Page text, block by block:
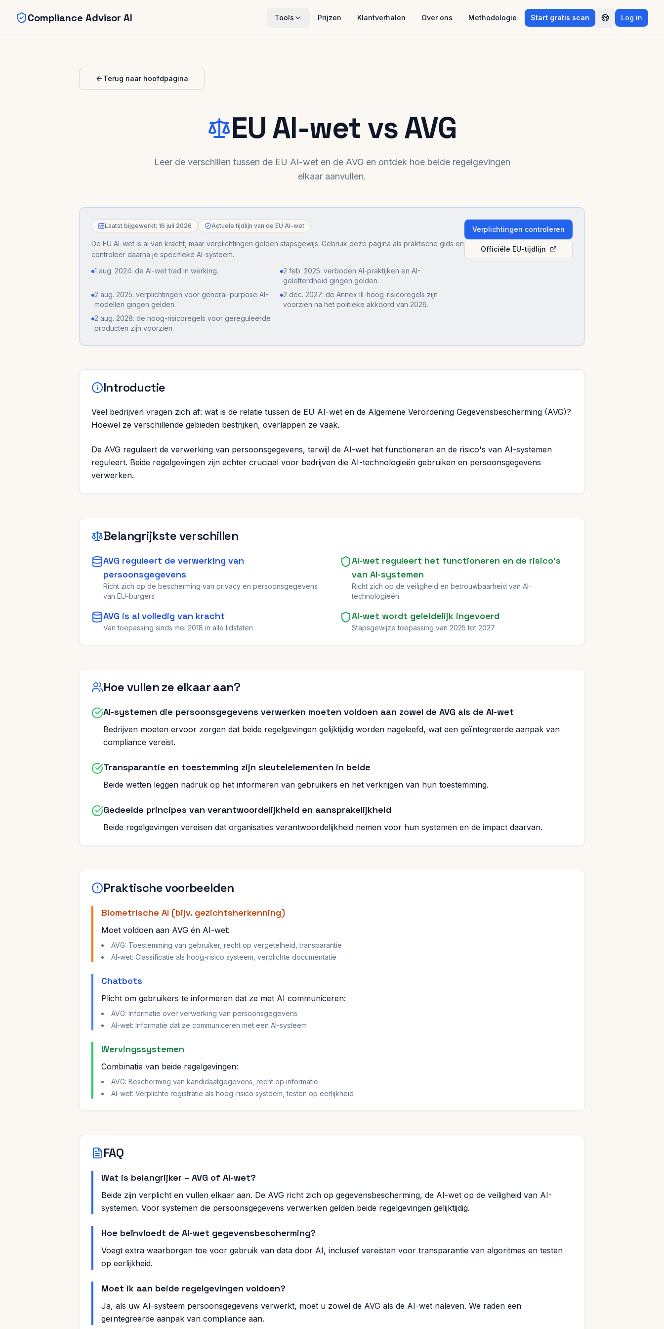
Skip to main content
Compliance Advisor AI Tools Prijzen Klantverhalen Over ons Methodologie Start gratis scan Log in
Terug naar hoofdpagina
EU AI-wet vs AVG
Leer de verschillen tussen de EU AI-wet en de AVG en ontdek hoe beide regelgevingen
elkaar aanvullen.
Laatst bijgewerkt: 16 juli 2026 Actuele tijdlijn van de EU AI-wet
De EU AI-wet is al van kracht, maar verplichtingen gelden stapsgewijs. Gebruik deze pagina als praktische gids en
controleer daarna je specifieke AI-systeem.
1 aug. 2024: de AI-wet trad in werking.
2 feb. 2025: verboden AI-praktijken en AI-
geletterdheid gingen gelden.
2 aug. 2025: verplichtingen voor general-purpose AI-
modellen gingen gelden.
2 dec. 2027: de Annex III-hoog-risicoregels zijn
voorzien na het politieke akkoord van 2026.
2 aug. 2028: de hoog-risicoregels voor gereguleerde
producten zijn voorzien.
Verplichtingen controleren
Officiële EU-tijdlijn
Introductie
Veel bedrijven vragen zich af: wat is de relatie tussen de EU AI-wet en de Algemene Verordening Gegevensbescherming (AVG)?
Hoewel ze verschillende gebieden bestrijken, overlappen ze vaak.
De AVG reguleert de verwerking van persoonsgegevens, terwijl de AI-wet het functioneren en de risico's van AI-systemen
reguleert. Beide regelgevingen zijn echter cruciaal voor bedrijven die AI-technologieën gebruiken en persoonsgegevens
verwerken.
Belangrijkste verschillen
AVG reguleert de verwerking van
persoonsgegevens
Richt zich op de bescherming van privacy en persoonsgegevens
van EU-burgers
AVG is al volledig van kracht
Van toepassing sinds mei 2018 in alle lidstaten
AI-wet reguleert het functioneren en de risico's
van AI-systemen
Richt zich op de veiligheid en betrouwbaarheid van AI-
technologieën
AI-wet wordt geleidelijk ingevoerd
Stapsgewijze toepassing van 2025 tot 2027
Hoe vullen ze elkaar aan?
AI-systemen die persoonsgegevens verwerken moeten voldoen aan zowel de AVG als de AI-wet
Bedrijven moeten ervoor zorgen dat beide regelgevingen gelijktijdig worden nageleefd, wat een geïntegreerde aanpak van
compliance vereist.
Transparantie en toestemming zijn sleutelelementen in beide
Beide wetten leggen nadruk op het informeren van gebruikers en het verkrijgen van hun toestemming.
Gedeelde principes van verantwoordelijkheid en aansprakelijkheid
Beide regelgevingen vereisen dat organisaties verantwoordelijkheid nemen voor hun systemen en de impact daarvan.
Praktische voorbeelden
Biometrische AI (bijv. gezichtsherkenning)
Moet voldoen aan AVG én AI-wet:
AVG: Toestemming van gebruiker, recht op vergetelheid, transparantie
AI-wet: Classificatie als hoog-risico systeem, verplichte documentatie
Chatbots
Plicht om gebruikers te informeren dat ze met AI communiceren:
AVG: Informatie over verwerking van persoonsgegevens
AI-wet: Informatie dat ze communiceren met een AI-systeem
Wervingssystemen
Combinatie van beide regelgevingen:
AVG: Bescherming van kandidaatgegevens, recht op informatie
AI-wet: Verplichte registratie als hoog-risico systeem, testen op eerlijkheid
FAQ
Wat is belangrijker – AVG of AI-wet?
Beide zijn verplicht en vullen elkaar aan. De AVG richt zich op gegevensbescherming, de AI-wet op de veiligheid van AI-
systemen. Voor systemen die persoonsgegevens verwerken gelden beide regelgevingen gelijktijdig.
Hoe beïnvloedt de AI-wet gegevensbescherming?
Voegt extra waarborgen toe voor gebruik van data door AI, inclusief vereisten voor transparantie van algoritmes en testen
op eerlijkheid.
Moet ik aan beide regelgevingen voldoen?
Ja, als uw AI-systeem persoonsgegevens verwerkt, moet u zowel de AVG als de AI-wet naleven. We raden een
geïntegreerde aanpak van compliance aan.